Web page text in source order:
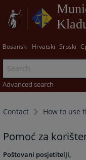
Bosanski Hrvatski Srpski
Advanced search
Contact How to use
Pomoć za
Poštovani posjetitelji,